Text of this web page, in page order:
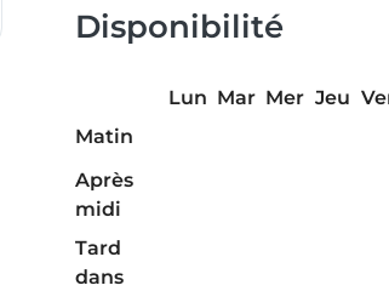
Disponibilité
Lun Mar Mer Jeu
Matin
Après
midi
Tard
dans